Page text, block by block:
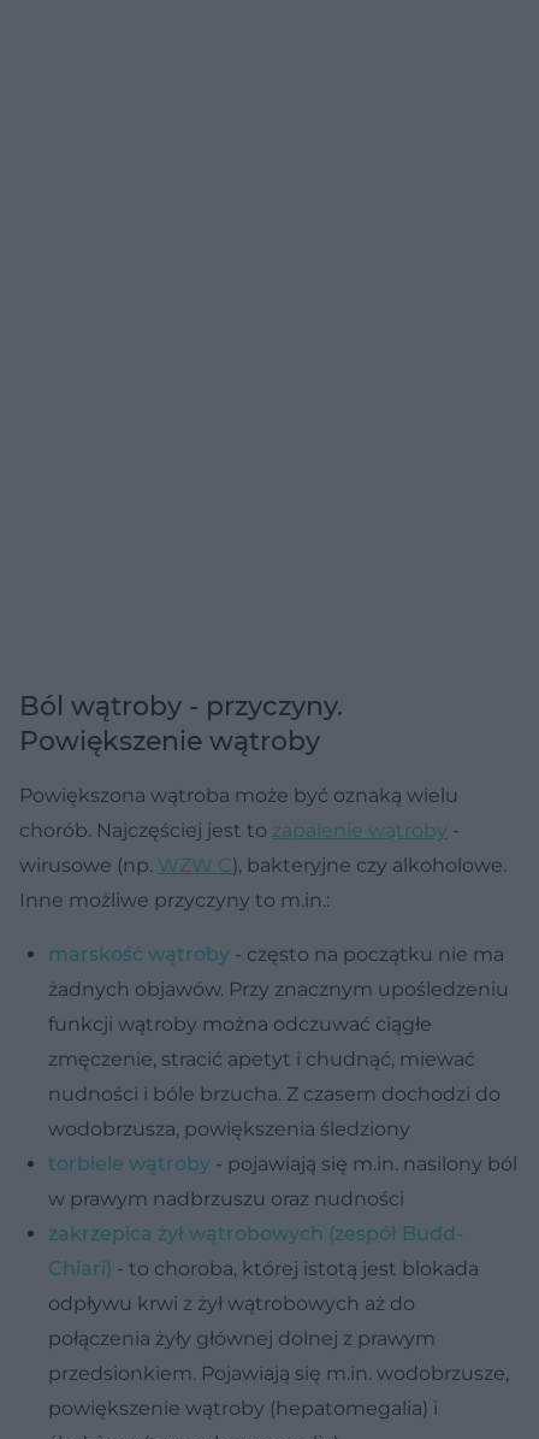
Ból wątroby - przyczyny.
Powiększenie wątroby
Powiększona wątroba może być oznaką wielu
chorób. Najczęściej jest to zapalenie wątroby -
wirusowe (np. WZW C), bakteryjne czy alkoholowe.
Inne możliwe przyczyny to m.in.:
marskość wątroby - często na początku nie ma
żadnych objawów. Przy znacznym upośledzeniu
funkcji wątroby można odczuwać ciągłe
zmęczenie, stracić apetyt i chudnąć, miewać
nudności i bóle brzucha. Z czasem dochodzi do
wodobrzusza, powiększenia śledziony
torbiele wątroby - pojawiają się m.in. nasilony ból
w prawym nadbrzuszu oraz nudności
zakrzepica żył wątrobowych (zespół Budd-
Chiari) - to choroba, której istotą jest blokada
odpływu krwi z żył wątrobowych aż do
połączenia żyły głównej dolnej z prawym
przedsionkiem. Pojawiają się m.in. wodobrzusze,
powiększenie wątroby (hepatomegalia) i